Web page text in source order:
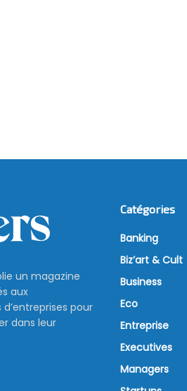
un magazine
aux
pour
dans leur
Catégories
Banking
Biz’art & Cult
Business
Eco
Entreprise
Executives
Managers